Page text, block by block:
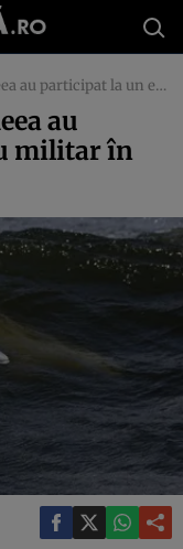
exerciţiu militar în Marea Neagră
au
militar în